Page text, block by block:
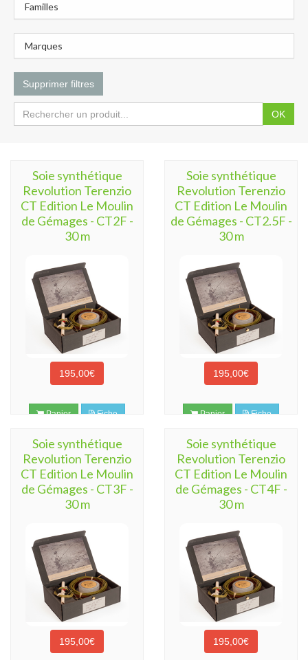
Familles
Marques
Supprimer filtres
OK
Soie synthétique
Revolution Terenzio
CT Edition Le Moulin
de Gémages - CT2F -
30 m
195,00€
Panier Fiche
Soie synthétique
Revolution Terenzio
CT Edition Le Moulin
de Gémages - CT2.5F -
30 m
195,00€
Panier Fiche
Soie synthétique
Revolution Terenzio
CT Edition Le Moulin
de Gémages - CT3F -
30 m
195,00€
Soie synthétique
Revolution Terenzio
CT Edition Le Moulin
de Gémages - CT4F -
30 m
195,00€